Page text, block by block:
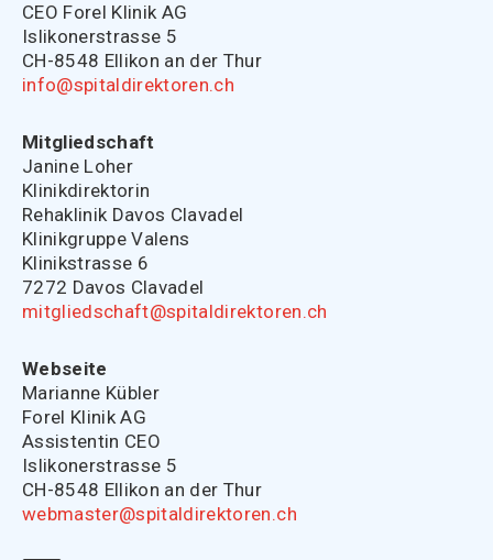
CEO Forel Klinik AG
Islikonerstrasse 5
CH-8548 Ellikon an der Thur
info@spitaldirektoren.ch
Mitgliedschaft
Janine Loher
Klinikdirektorin
Rehaklinik Davos Clavadel
Klinikgruppe Valens
Klinikstrasse 6
7272 Davos Clavadel
mitgliedschaft@spitaldirektoren.ch
Webseite
Marianne Kübler
Forel Klinik AG
Assistentin CEO
Islikonerstrasse 5
CH-8548 Ellikon an der Thur
webmaster@spitaldirektoren.ch